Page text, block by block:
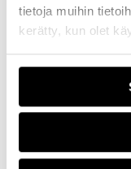
tietoja muihin
kerätty, kun olet
más eficiente,
ordenada y
encontrarás